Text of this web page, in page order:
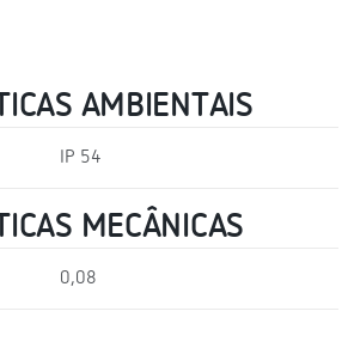
AMBIENTAIS
IP 54
MECÂNICAS
0,08